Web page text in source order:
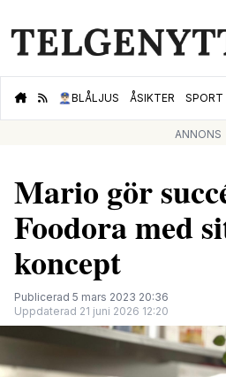
👮🏻‍♂️BLÅLJUS ÅSIKTER SPORT
ANNONS
Mario gör
Foodora med
koncept
Publicerad 5 mars 2023 20:36
Uppdaterad 21 juni 2026 12:20